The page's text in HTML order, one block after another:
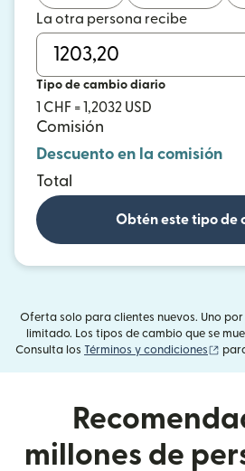
La otra persona recibe
Tipo de cambio diario
1 CHF = 1,2032 USD
Comisión
Descuento en la comisión
Total
Obtén este tipo de
Oferta solo para clientes nuevos. Uno
limitado. Los tipos de cambio que se
Consulta los Términos y condiciones (se
millones de